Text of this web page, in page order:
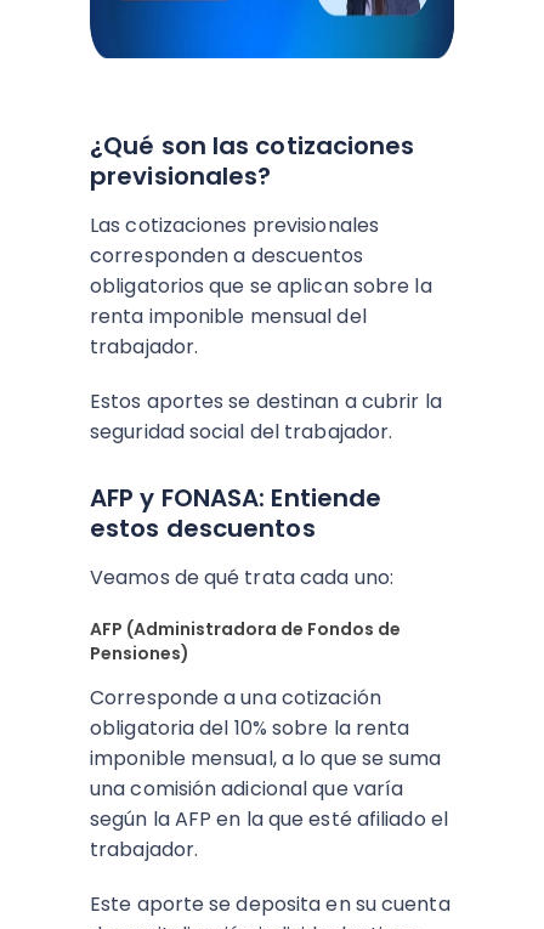
¿Qué son las cotizaciones
previsionales?
Las cotizaciones previsionales
corresponden a descuentos
obligatorios que se aplican sobre la
renta imponible mensual del
trabajador.
Estos aportes se destinan a cubrir la
seguridad social del trabajador.
AFP y FONASA: Entiende
estos descuentos
Veamos de qué trata cada uno:
AFP (Administradora de Fondos de
Pensiones)
Corresponde a una cotización
obligatoria del 10% sobre la renta
imponible mensual, a lo que se suma
una comisión adicional que varía
según la AFP en la que esté afiliado el
trabajador.
Este aporte se deposita en su cuenta